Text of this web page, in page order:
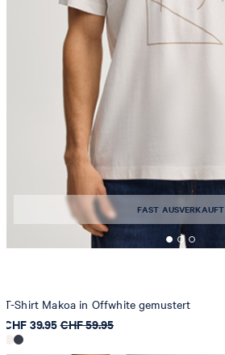
FAST AUSVERKAUFT
T-Shirt Makoa in Offwhite gemustert
CHF 39.95CHF 59.95